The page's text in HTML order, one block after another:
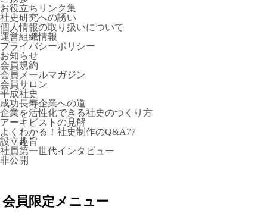
お役立ちリンク集
社史研究への誘い
個人情報の取り扱いについて
運営組織情報
プライバシーポリシー
お知らせ
会員規約
会員メールマガジン
会員サロン
平成社史
成功長寿企業への道
企業を活性化できる社史のつくり方
アーキビストの見解
よくわかる！社史制作のQ&A77
設立趣旨
社員第一世代インタビュー
非公開
会員限定メニュー